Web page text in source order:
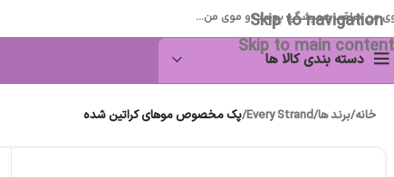
Skip to navigation
Skip to main content
من مراقب همیشگی پوست و موی من...
دسته بندی کالا ها
خانه/برند ها/
Every Strand
/پک مخصوص موهای کراتین شده